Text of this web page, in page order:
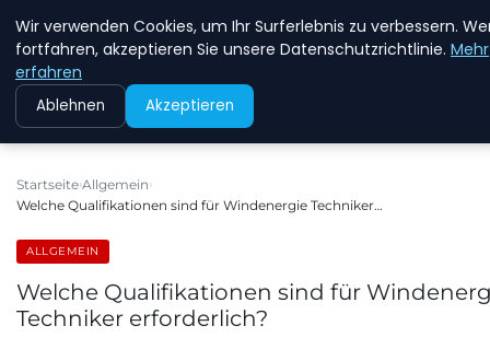
NEW ENERGY JOBS
Startseite Allgemein
Welche Qualifikationen sind für Windenergie Techniker…
ALLGEMEIN
Welche Qualifikationen sind für
Techniker erforderlich?
Wir verwenden Cookies, um Ihr Surferlebnis zu verbessern.
fortfahren, akzeptieren Sie unsere Datenschutzrichtlinie. Mehr
erfahren
Ablehnen Akzeptieren